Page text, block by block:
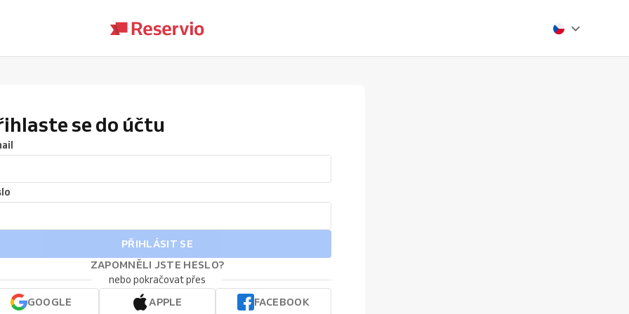
se do účtu
PŘIHLÁSIT SE
ZAPOMNĚLI JSTE HESLO?
nebo pokračovat přes
GOOGLE
APPLE FACEBOOK